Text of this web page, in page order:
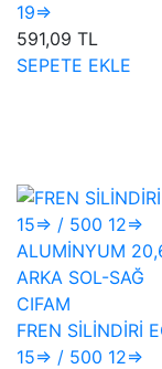
19=>
591,09 TL
SEPETE EKLE
CIFAM
FREN SİLİNDİRİ
15=> / 500 12=>